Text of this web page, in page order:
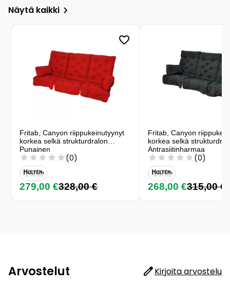
Näytä kaikki
Fritab, Canyon riippukeinutyynyt
korkea selkä strukturdralon
Punainen
(0)
279,00 €328,00 €
Fritab, Canyon
korkea selkä
Antrasiitinharmaa
(0)
268,00 €315,00 €
Arvostelut
Kirjoita arvostelu